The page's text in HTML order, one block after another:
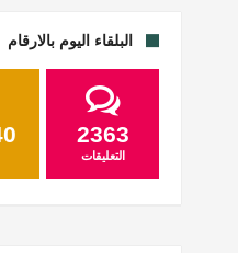
البلقاء اليوم بالارقام
2363
التعليقات